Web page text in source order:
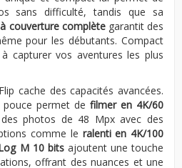
sans difficulté, tandis que sa
couverture complètegarantit des
pour les débutants. Compact
capturer vos aventures les plus
cache des capacités avancées.
pouce permet de filmer en 4K/60
photos de 48 Mpx avec des
comme le ralenti en 4K/100
M 10 bitsajoutent une touche
offrant des nuances et une